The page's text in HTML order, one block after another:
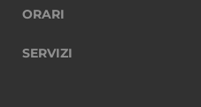
ORARI
SERVIZI